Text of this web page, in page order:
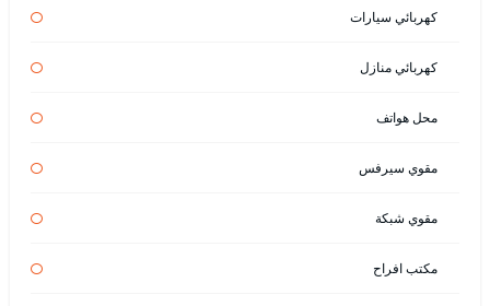
كهربائي سيارات
كهربائي منازل
محل هواتف
مقوي سيرفس
مقوي شبكة
مكتب افراح